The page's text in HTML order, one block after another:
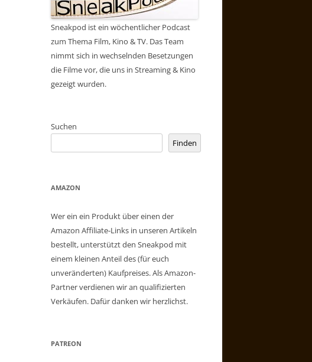
Sneakpod ist ein wöchentlicher Podcast
zum Thema Film, Kino & TV. Das Team
nimmt sich in wechselnden Besetzungen
die Filme vor, die uns in Streaming & Kino
gezeigt wurden.
Suchen
Finden
AMAZON
Wer ein ein Produkt über einen der
Amazon Affiliate-Links in unseren Artikeln
bestellt, unterstützt den Sneakpod mit
einem kleinen Anteil des (für euch
unveränderten) Kaufpreises. Als Amazon-
Partner verdienen wir an qualifizierten
Verkäufen. Dafür danken wir herzlichst.
PATREON